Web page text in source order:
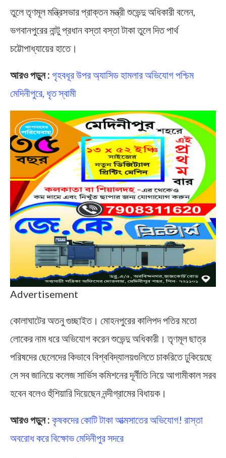
তুলে তৃণমূল মন্ত্রিসভার প্রাক্তন মন্ত্রী শুভেন্দু অধিকারী বলেন,
ভগবানপুরের নান্টু প্রধান বস্তা বস্তা টাকা তুলে দিত পার্থ
চট্টোপাধ্যায়ের হাতে।
আরও পড়ুন : গৃহবধূর উপর অ্যাসিড হামলার অভিযোগ পশ্চিম
মেদিনীপুরে, ধৃত স্বামী
Advertisement
কোলাঘাটের অতনু গুচ্ছাইত। মোহনপুরের কালিপদ পতির মতো
লোকের নাম ধরে অভিযোগ করেন শুভেন্দু অধিকারী। তৃণমূল ছাত্র
পরিষদের ছেলেদের কিভাবে বিশ্ববিদ্যালয়গুলিতে চাকরিতে ঢুকিয়েছে
সে সব জানিয়ে কলেজ সার্ভিস কমিশনের দূর্নীতি নিয়ে আগামীকাল সরব
হবেন বলেও হুঁশিয়ারি দিয়েছেন নন্দীগ্রামের বিধায়ক।
আরও পড়ুন : কৃষকদের কোটি টাকা আত্মসাতের অভিযোগ! রাস্তা
অবরোধ করে বিক্ষোভ মেদিনীপুর সদরে